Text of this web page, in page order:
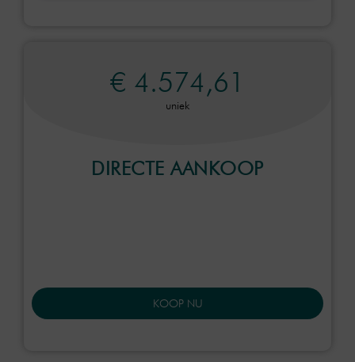
€ 4.574,61
uniek
DIRECTE AANKOOP
KOOP NU